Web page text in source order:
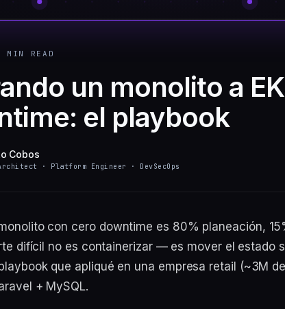
MIN READ
un monolito a
el playbook
Cobos
· Platform Engineer · DevSecOps
con cero downtime es 80% planeación,
difícil no es containerizar — es mover el estado
que apliqué en una empresa retail (~3M
+ MySQL.